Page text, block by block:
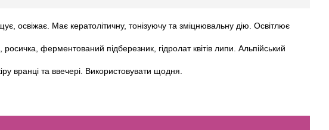
освіжає. Має кератолітичну, тонізуючу та зміцнювальну дію. Освітлює
ферментований підберезник, гідролат квітів липи. Альпійський
вранці та ввечері. Використовувати щодня.